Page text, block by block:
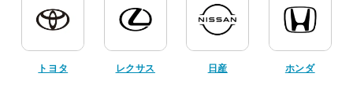
トヨタ レクサス 日産 ホンダ